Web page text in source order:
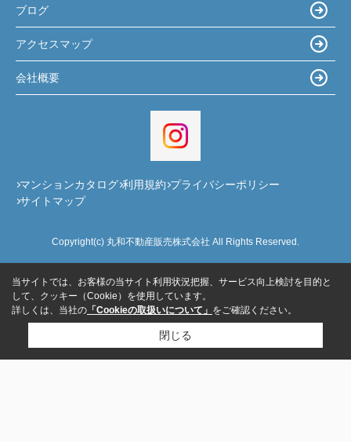
ブログ
アクセスマップ
会社概要
マンションカタログ 利用規約 プライバシーポリシー
サイトマップ
Copyright(c) 丸和不動産販売株式会社 All Rights Reserved.
当サイトでは、お客様の当サイト利用状況把握、サービス向上検討を目的と
して、クッキー（Cookie）を使用しています。
詳しくは、当社の 「Cookieの取扱いについて」 をご確認ください。
閉じる